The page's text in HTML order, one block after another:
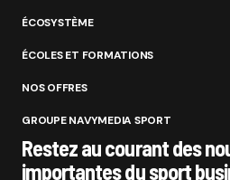
ÉCOSYSTÈME
ÉCOLES ET FORMATIONS
NOS OFFRES
GROUPE NAVYMEDIA SPORT
Restez au courant des
importantes du sport